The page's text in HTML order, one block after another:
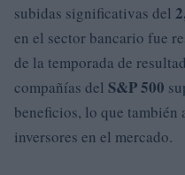
subidas significativas del
en el sector bancario fue
de la temporada de
compañías del S&P 500
beneficios, lo que también
inversores en el mercado.